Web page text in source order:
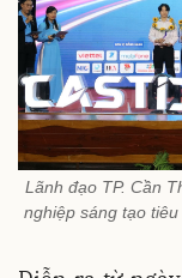
Lãnh đạo TP. Cần
nghiệp sáng tạo